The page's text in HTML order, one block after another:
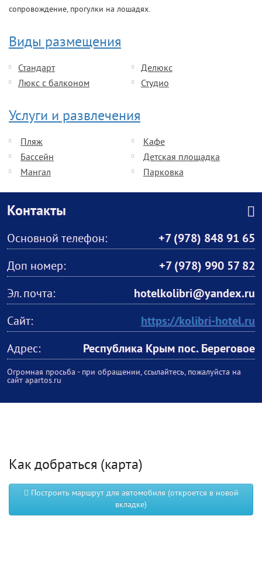
сопровождение, прогулки на лошадях.
Виды размещения
Стандарт
Делюкс
Люкс с балконом
Студио
Услуги и развлечения
Пляж
Кафе
Бассейн
Детская площадка
Мангал
Парковка
Контакты
Основной телефон:
+7 (978) 848 91 65
Доп номер:
+7 (978) 990 57 82
Эл. почта:
hotelkolibri@yandex.ru
Сайт:
https://kolibri-hotel.ru
Адрес:
Республика Крым пос. Береговое
Огромная просьба - при обращении, ссылайтесь, пожалуйста на
сайт apartos.ru
Как добраться (карта)
Построить маршрут для автомобиля (откроется в новой
вкладке)